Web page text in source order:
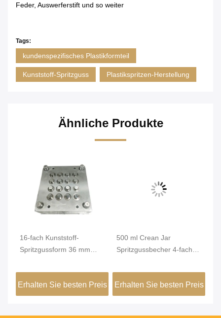
Feder, Auswerferstift und so weiter
Tags:
kundenspezifisches Plastikformteil
Kunststoff-Spritzguss Plastikspritzen-Herstellung
Ähnliche Produkte
16-fach Kunststoff-
Spritzgussform 36 mm
Spritzguss
Erhalten Sie besten Preis
500 ml Crean Jar
Spritzgussbecher 4-fach
Kunststoffformteil
Erhalten Sie besten Preis